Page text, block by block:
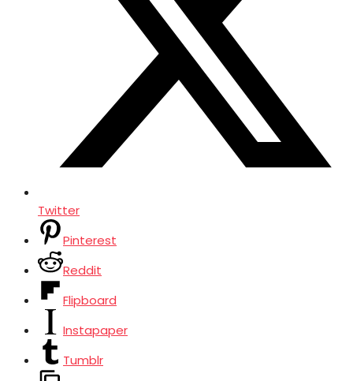
Twitter
Pinterest
Reddit
Flipboard
Instapaper
Tumblr